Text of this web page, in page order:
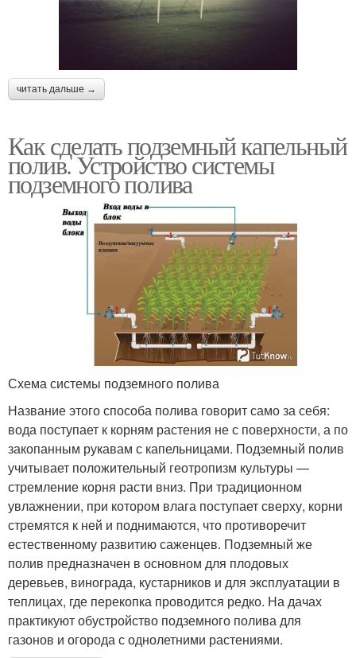
читать дальше →
Как сделать подземный капельный
полив. Устройство системы
подземного полива
Схема системы подземного полива
Название этого способа полива говорит само за себя:
вода поступает к корням растения не с поверхности, а по
закопанным рукавам с капельницами. Подземный полив
учитывает положительный геотропизм культуры —
стремление корня расти вниз. При традиционном
увлажнении, при котором влага поступает сверху, корни
стремятся к ней и поднимаются, что противоречит
естественному развитию саженцев. Подземный же
полив предназначен в основном для плодовых
деревьев, винограда, кустарников и для эксплуатации в
теплицах, где перекопка проводится редко. На дачах
практикуют обустройство подземного полива для
газонов и огорода с однолетними растениями.